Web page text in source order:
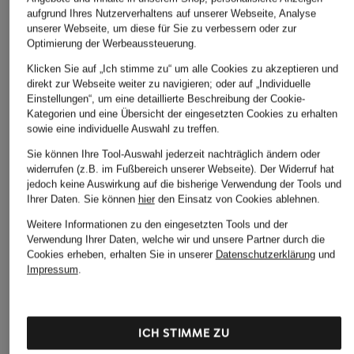
2er-Pack Taillenslips
GO SENSE
95/5
aufgrund Ihres Nutzerverhaltens auf unserer Webseite, Analyse
unserer Webseite, um diese für Sie zu verbessern oder zur
Optimierung der Werbeaussteuerung.
Klicken Sie auf „Ich stimme zu“ um alle Cookies zu akzeptieren und
direkt zur Webseite weiter zu navigieren; oder auf „Individuelle
Einstellungen“, um eine detaillierte Beschreibung der Cookie-
Kategorien und eine Übersicht der eingesetzten Cookies zu erhalten
sowie eine individuelle Auswahl zu treffen.
Sie können Ihre Tool-Auswahl jederzeit nachträglich ändern oder
widerrufen (z.B. im Fußbereich unserer Webseite). Der Widerruf hat
jedoch keine Auswirkung auf die bisherige Verwendung der Tools und
Ihrer Daten. Sie können hierden Einsatz von Cookies ablehnen.
Weitere Informationen zu den eingesetzten Tools und der
Verwendung Ihrer Daten, welche wir und unsere Partner durch die
Cookies erheben, erhalten Sie in unserer Datenschutzerklärungund
Impressum.
ICH STIMME ZU